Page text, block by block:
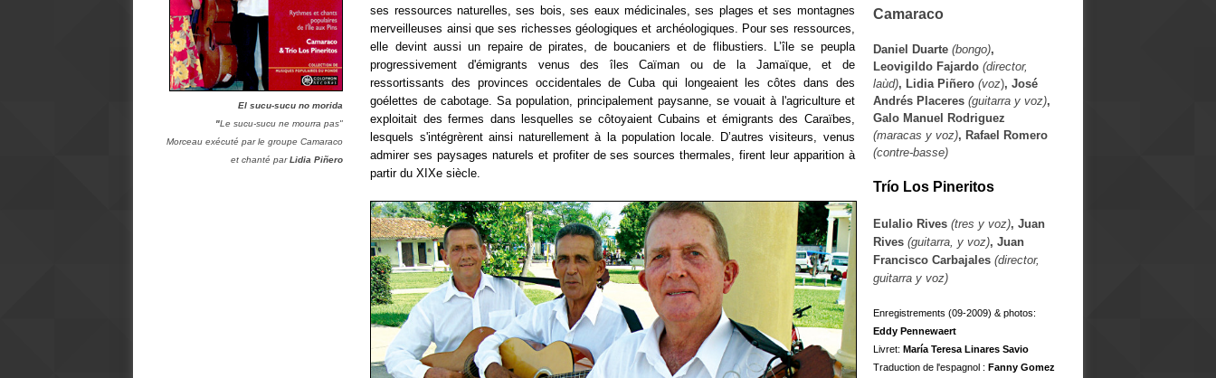
El sucu-sucu no morida
"Le sucu-sucu ne mourra pas"
Morceau exécuté par le groupe Camaraco
et chanté parLidia Piñero
ses ressources naturelles, ses bois, ses eaux médicinales, ses plages et ses montagnes
merveilleuses ainsi que ses richesses géologiques et archéologiques. Pour ses ressources,
elle devint aussi un repaire de pirates, de boucaniers et de flibustiers. L’île se peupla
progressivement d'émigrants venus des îles Caïman ou de la Jamaïque, et de
ressortissants des provinces occidentales de Cuba qui longeaient les côtes dans des
goélettes de cabotage. Sa population, principalement paysanne, se vouait à l'agriculture et
exploitait des fermes dans lesquelles se côtoyaient Cubains et émigrants des Caraïbes,
lesquels s'intégrèrent ainsi naturellement à la population locale. D’autres visiteurs, venus
admirer ses paysages naturels et profiter de ses sources thermales, firent leur apparition à
partir du XIXe siècle.
Camaraco
Daniel Duarte (bongo),
Leovigildo Fajardo (director,
laùd), Lidia Piñero (voz), José
Andrés Placeres (guitarra y voz),
Galo Manuel Rodriguez
(maracas y voz), Rafael Romero
(contre-basse)
Trío Los Pineritos
Eulalio Rives (tres y voz), Juan
Rives (guitarra, y voz), Juan
Francisco Carbajales (director,
guitarra y voz)
Enregistrements (09-2009) & photos:
Eddy Pennewaert
Livret: María Teresa Linares Savio
Traduction de l'espagnol : Fanny Gomez